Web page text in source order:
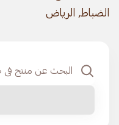
الضباط, الرياض